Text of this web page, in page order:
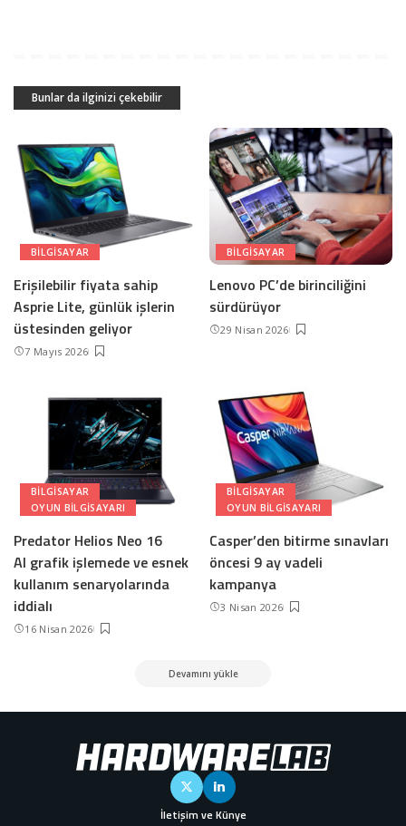
Bunlar da ilginizi çekebilir
BILGISAYAR
Erişilebilir fiyata sahip
Asprie Lite, günlük işlerin
üstesinden geliyor
7 Mayıs 2026
BILGISAYAR
Lenovo PC’de birinciliğini
sürdürüyor
29 Nisan 2026
BILGISAYAR
OYUN BILGISAYARI
Predator Helios Neo 16
AI grafik işlemede ve esnek
kullanım senaryolarında
iddialı
16 Nisan 2026
BILGISAYAR
OYUN BILGISAYARI
Casper’den bitirme sınavları
öncesi 9 ay vadeli
kampanya
3 Nisan 2026
Devamını yükle
İletişim ve Künye